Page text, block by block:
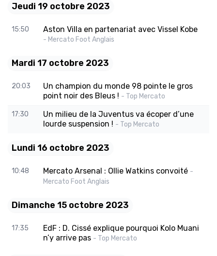
Jeudi 19 octobre 2023
15:50 Aston Villa en partenariat avec Vissel Kobe
- Mercato Foot Anglais
Mardi 17 octobre 2023
20:03
Un champion du monde 98 pointe le gros
point noir des Bleus ! - Top Mercato
17:30
Un milieu de la Juventus va écoper d’une
lourde suspension ! - Top Mercato
Lundi 16 octobre 2023
10:48 Mercato Arsenal : Ollie Watkins convoité -
Mercato Foot Anglais
Dimanche 15 octobre 2023
17:35
EdF : D. Cissé explique pourquoi Kolo Muani
n’y arrive pas - Top Mercato